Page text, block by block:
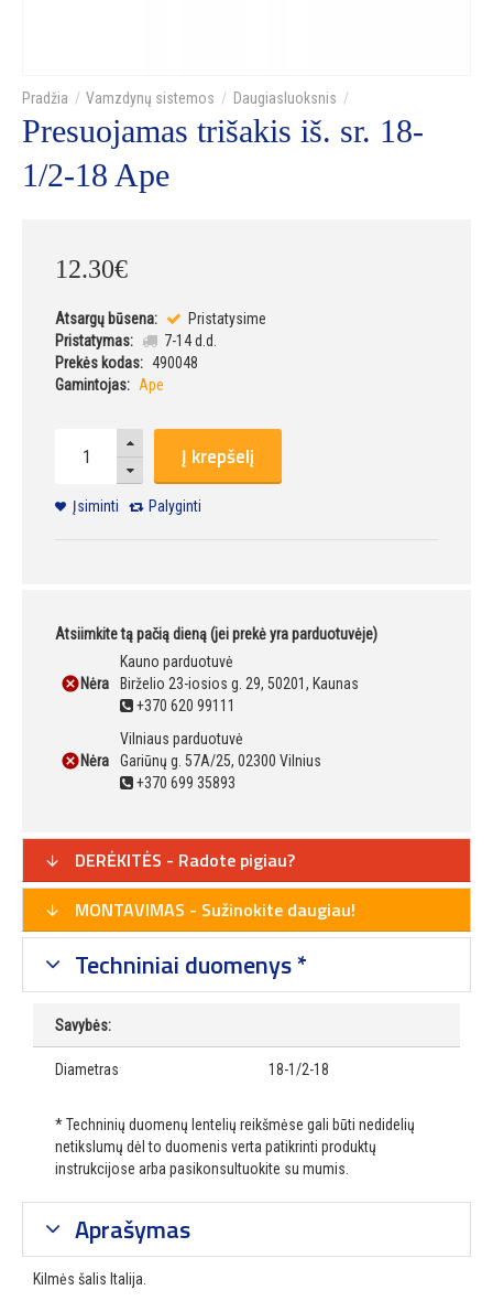
Vamzdynų sistemos Daugiasluoksnis
Presuojamas trišakis iš. sr. 18-
1/2-18 Ape
12.30€
Atsargų būsena:
Pristatysime
Pristatymas:
7-14 d.d.
Prekės kodas: 490048
Gamintojas: Ape
Į krepšelį
Įsiminti Palyginti
Atsiimkite tą pačią dieną (jei prekė yra parduotuvėje)
Nėra
Kauno parduotuvė
Birželio 23-iosios g. 29, 50201, Kaunas
+370 620 99111
Nėra
Vilniaus parduotuvė
Gariūnų g. 57A/25, 02300 Vilnius
+370 699 35893
DERĖKITĖS - Radote pigiau?
MONTAVIMAS - Sužinokite daugiau!
Techniniai duomenys *
Savybės:
Diametras 18-1/2-18
* Techninių duomenų lentelių reikšmėse gali būti nedidelių
netikslumų dėl to duomenis verta patikrinti produktų
instrukcijose arba pasikonsultuokite su mumis.
Aprašymas
Kilmės šalis Italija.